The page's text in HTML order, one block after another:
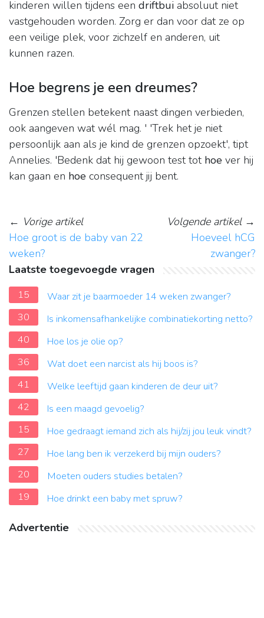
kinderen willen tijdens een driftbui absoluut niet
vastgehouden worden. Zorg er dan voor dat ze op
een veilige plek, voor zichzelf en anderen, uit
kunnen razen.
Hoe begrens je een dreumes?
Grenzen stellen betekent naast dingen verbieden,
ook aangeven wat wél mag. ' 'Trek het je niet
persoonlijk aan als je kind de grenzen opzoekt', tipt
Annelies. 'Bedenk dat hij gewoon test tot hoe ver hij
kan gaan en hoe consequent jij bent.
← Vorige artikel
Hoe groot is de baby van 22
weken?
Volgende artikel→
Hoeveel hCG
zwanger?
Laatste toegevoegde vragen
15
Waar zit je baarmoeder 14 weken zwanger?
30
Is inkomensafhankelijke combinatiekorting netto?
40
Hoe los je olie op?
36
Wat doet een narcist als hij boos is?
41
Welke leeftijd gaan kinderen de deur uit?
42
Is een maagd gevoelig?
15
Hoe gedraagt ​​iemand zich als hij/zij jou leuk vindt?
27
Hoe lang ben ik verzekerd bij mijn ouders?
20
Moeten ouders studies betalen?
19
Hoe drinkt een baby met spruw?
Advertentie